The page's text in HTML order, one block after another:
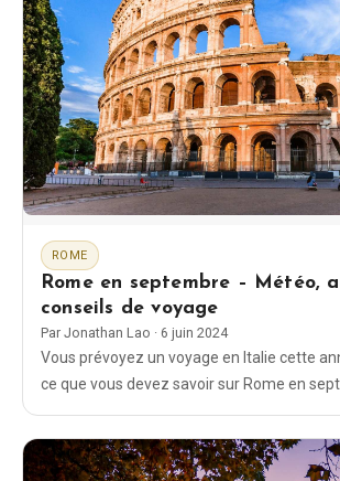
ROME
Rome en septembre – Météo,
conseils de voyage
Par Jonathan Lao · 6 juin 2024
Vous prévoyez un voyage en Italie cette
ce que vous devez savoir sur Rome en
météo à la tenue vestimentaire en
à faire.